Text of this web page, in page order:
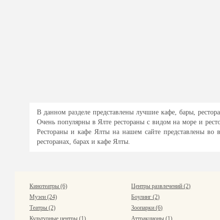
В данном разделе представлены лучшие кафе, бары,
Очень популярны в Ялте рестораны с видом на море и
Рестораны и кафе Ялты на нашем сайте представлены во
ресторанах, барах и кафе Ялты.
Кинотеатры (6)
Музеи (24)
Театры (2)
Культурные центры (1)
Центры развлечений (2)
Боулинг (2)
Зоопарки (6)
Аттракционы (1)